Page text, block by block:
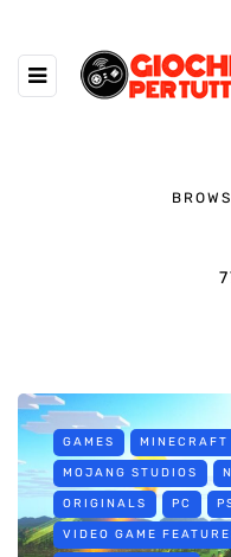
GAMES MINECRAFT
MOJANG STUDIOS
ORIGINALS PC
VIDEO GAME